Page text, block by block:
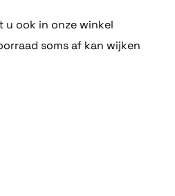
ook in onze winkel
soms af kan wijken